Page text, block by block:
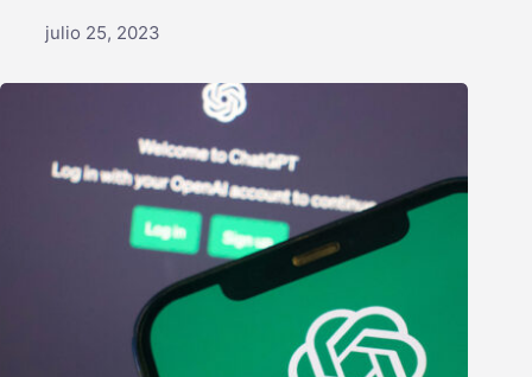
julio 25, 2023